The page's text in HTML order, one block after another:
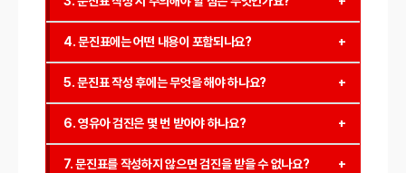
며, 아이의 성장과 발달을 체계적으로 관리하는 데 중요
한 역할을 합니다.
에서도 제공되며, 온라인으로 문진표를 작성할 수 있는
시스템도 운영되고 있습니다.
문진표 작성 시 아이의 현재 건강 상태와 발달 상황을 정
이나 의문점도 함께 기재하면, 의사와의 상담이 더욱 원
활해질 수 있습니다. 또한, 모든 질문을 빠짐없이 작성해
야 합니다.
4. 문진표에는 어떤 내용이 포함되나요?
영유아 검진 문진표에는 아이의 기본 정보, 건강 이력,
걱정 사항 등이 포함됩니다. 또한, 예방접종 상태와 가족
력도 기록할 수 있습니다.
5. 문진표 작성 후에는 무엇을 해야 하나요?
문진표를 작성한 후에는 검진 예약을 하고, 지정된 병원
를 제출하고, 의사와의 상담을 통해 아이의 건강 상태와
6. 영유아 검진은 몇 번 받아야 하나요?
영유아 검진은 총 8차례에 걸쳐 진행되며, 생후 4개월부
7. 문진표를 작성하지 않으면 검진을 받을 수 없나요?